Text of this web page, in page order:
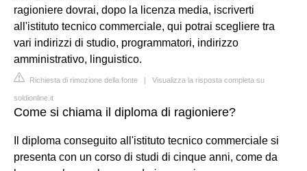
ragioniere dovrai, dopo la licenza media, iscriverti
all'istituto tecnico commerciale, qui potrai scegliere tra
vari indirizzi di studio, programmatori, indirizzo
amministrativo, linguistico.
Richiesta di rimozione della fonte | Visualizza la risposta completa su
soldionline.it
Come si chiama il diploma di ragioniere?
Il diploma conseguito all'istituto tecnico commerciale si
presenta con un corso di studi di cinque anni, come da